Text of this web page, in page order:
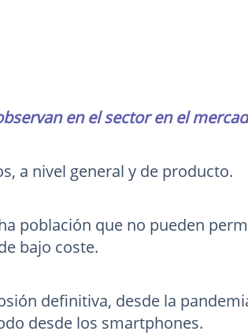
en el sector en el
a nivel general y de producto.
población que no pueden
bajo coste.
definitiva, desde la
desde los smartphones.